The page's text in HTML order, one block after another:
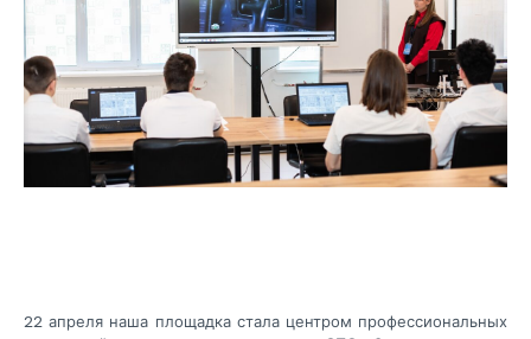
22 апреля наша площадка стала центром профессиональных